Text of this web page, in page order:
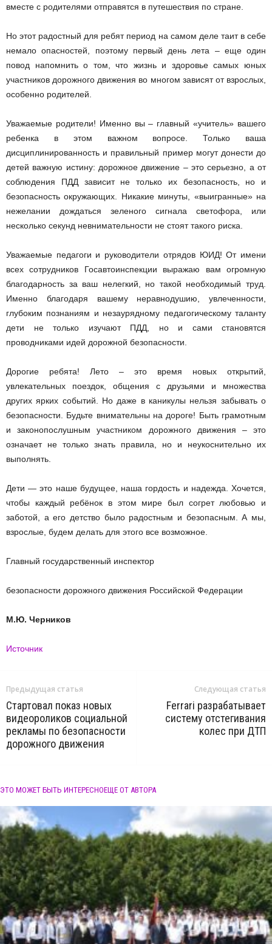
вместе с родителями отправятся в путешествия по стране.
Но этот радостный для ребят период на самом деле таит в себе
немало опасностей, поэтому первый день лета – еще один
повод напомнить о том, что жизнь и здоровье самых юных
участников дорожного движения во многом зависят от взрослых,
особенно родителей.
Уважаемые родители! Именно вы – главный «учитель» вашего
ребенка в этом важном вопросе. Только ваша
дисциплинированность и правильный пример могут донести до
детей важную истину: дорожное движение – это серьезно, а от
соблюдения ПДД зависит не только их безопасность, но и
безопасность окружающих. Никакие минуты, «выигранные» на
нежелании дождаться зеленого сигнала светофора, или
несколько секунд невнимательности не стоят такого риска.
Уважаемые педагоги и руководители отрядов ЮИД! От имени
всех сотрудников Госавтоинспекции выражаю вам огромную
благодарность за ваш нелегкий, но такой необходимый труд.
Именно благодаря вашему неравнодушию, увлеченности,
глубоким познаниям и незаурядному педагогическому таланту
дети не только изучают ПДД, но и сами становятся
проводниками идей дорожной безопасности.
Дорогие ребята! Лето – это время новых открытий,
увлекательных поездок, общения с друзьями и множества
других ярких событий. Но даже в каникулы нельзя забывать о
безопасности. Будьте внимательны на дороге! Быть грамотным
и законопослушным участником дорожного движения – это
означает не только знать правила, но и неукоснительно их
выполнять.
Дети — это наше будущее, наша гордость и надежда. Хочется,
чтобы каждый ребёнок в этом мире был согрет любовью и
заботой, а его детство было радостным и безопасным. А мы,
взрослые, будем делать для этого все возможное.
Главный государственный инспектор
безопасности дорожного движения Российской Федерации
М.Ю. Черников
Источник
Предыдущая статья
Стартовал показ новых
видеороликов социальной
рекламы по безопасности
дорожного движения
Следующая статья
Ferrari разрабатывает
систему отстегивания
колес при ДТП
ЭТО МОЖЕТ БЫТЬ ИНТЕРЕСНОЕЩЕ ОТ АВТОРА